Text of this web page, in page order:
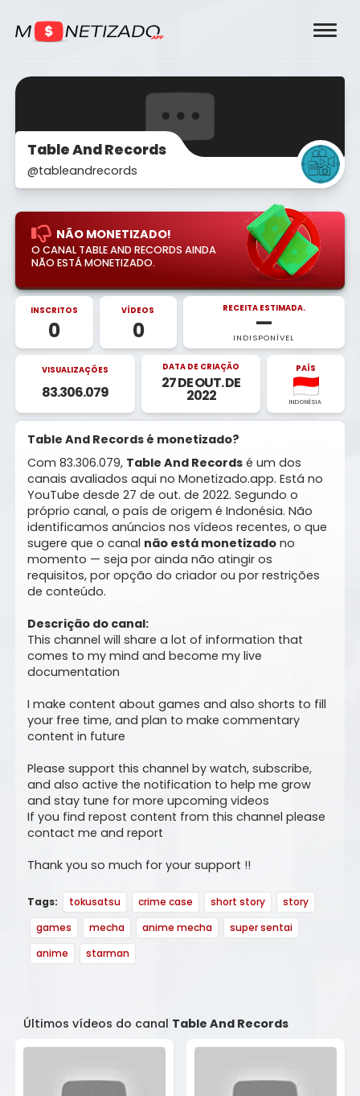
Table And Records
@tableandrecords
NÃO MONETIZADO!
O CANAL TABLE AND RECORDS AINDA
NÃO ESTÁ MONETIZADO.
INSCRITOS
0
VÍDEOS
0
RECEITA ESTIMADA.
—
INDISPONÍVEL
VISUALIZAÇÕES
83.306.079
DATA DE CRIAÇÃO
27 DE OUT. DE
2022
PAÍS
INDONÉSIA
Table And Records é monetizado?
Com 83.306.079, Table And Records é um dos
canais avaliados aqui no Monetizado.app. Está no
YouTube desde 27 de out. de 2022. Segundo o
próprio canal, o país de origem é Indonésia. Não
identificamos anúncios nos vídeos recentes, o que
sugere que o canal não está monetizado no
momento — seja por ainda não atingir os
requisitos, por opção do criador ou por restrições
de conteúdo.
Descrição do canal:
This channel will share a lot of information that
comes to my mind and become my live
documentation
I make content about games and also shorts to fill
your free time, and plan to make commentary
content in future
Please support this channel by watch, subscribe,
and also active the notification to help me grow
and stay tune for more upcoming videos
If you find repost content from this channel please
contact me and report
Thank you so much for your support !!
Tags: tokusatsu crime case short story
story
games
mecha anime mecha
super sentai
anime
starman
Últimos vídeos do canal Table And Records